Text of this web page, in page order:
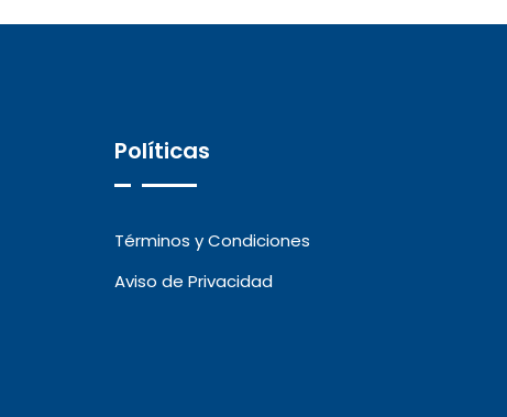
Políticas
Términos y Condiciones
Aviso de Privacidad